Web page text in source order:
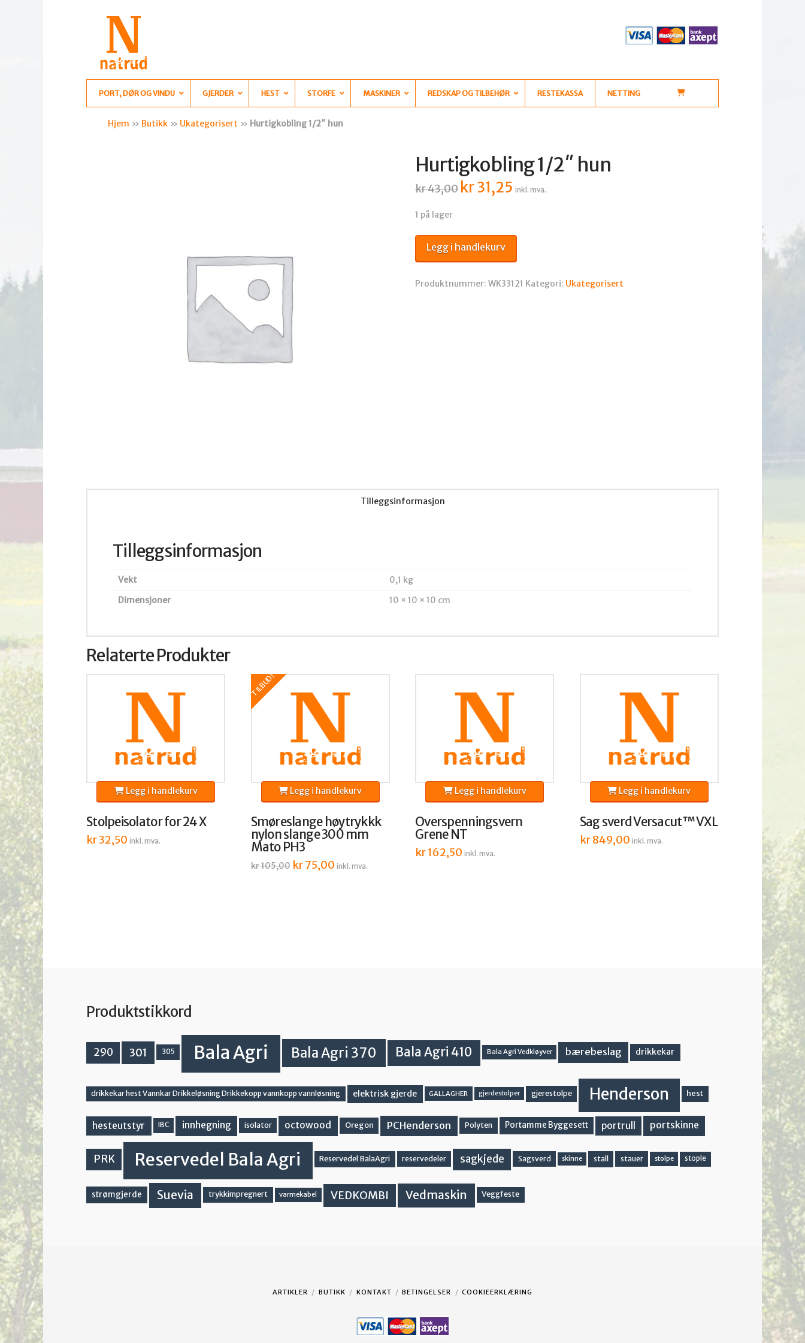
PORT, DØR OG VINDU GJERDER HEST STORFE MASKINER REDSKAP OG TILBEHØR RESTEKASSA NETTING
Hjem » Butikk » Ukategorisert » Hurtigkobling 1/2″ hun
Hurtigkobling 1/2″ hun
kr43,00 Opprinnelig
pris
kr31,25 Nåværende
pris
inkl. mva.
1 på lager
Hurtigkobling
antall
Legg i handlekurv
Produktnummer:WK33121 Kategori: Ukategorisert
Tilleggsinformasjon
Tilleggsinformasjon
Vekt
0,1 kg
Dimensjoner
10 × 10 × 10 cm
Relaterte Produkter
Stolpeisolator for 24 X
kr32,50 inkl. mva.
Legg i handlekurv
TILBUD!
Smøreslange høytrykkk
nylon slange 300 mm
Mato PH3
kr105,00 Opprinnelig
pris
kr75,00Nåværende
pris
inkl. mva.
Legg i handlekurv
Overspenningsvern
Grene NT
kr162,50 inkl. mva.
Legg i handlekurv
Sag sverd Versacut™ VXL
kr849,00 inkl. mva.
Legg i handlekurv
Produktstikkord
290 301 305 Bala Agri Bala Agri 370 Bala Agri 410 Bala Agri Vedkløyver bærebeslag drikkekar
drikkekar hest Vannkar Drikkeløsning Drikkekopp vannkopp vannløsning elektrisk gjerde GALLAGHER gjerdestolper gjerestolpe Henderson hest
hesteutstyr IBC innhegning isolator octowood Oregon PCHenderson Polyten Portamme Byggesett portrull portskinne
PRK Reservedel Bala Agri Reservedel BalaAgri reservedeler sagkjede Sagsverd skinne stall stauer stolpe stople
strømgjerde Suevia trykkimpregnert varmekabel VEDKOMBI Vedmaskin Veggfeste
ARTIKLER BUTIKK KONTAKT BETINGELSER COOKIEERKLÆRING